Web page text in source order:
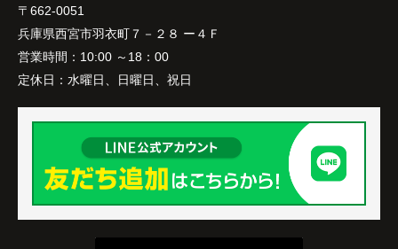
ます。
長年守ってきた資産を安心して引き継ぐことがで
き、家族全員が納得できる売却となりました。
販売活動では、西宮北口駅へのアクセス、阪急西宮
ガーデンズ、教育施設、商業施設など、このエリア
ならではの魅力を分かりやすく紹介してくださいま
した。
購入されたご家族は、
「通勤にも通学にも便利な環境ですね。」
と大変喜ばれ、この住まいを選ばれました。
住み替え後は家族それぞれの通勤・通学時間が短く
なり、夕食を一緒に囲める日が増えました。
〒662-0051
兵庫県西宮市羽衣町７－２８ ー４Ｆ
営業時間： 10:00 ～18：00
定休日： 水曜日、日曜日、祝日